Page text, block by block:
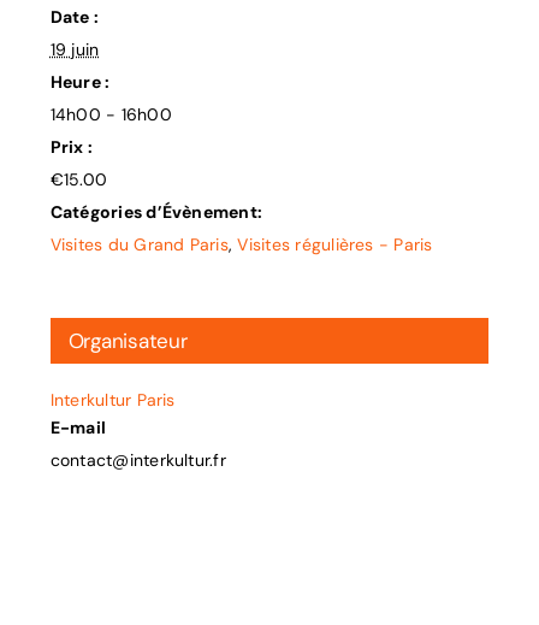
Date :
19 juin
Heure :
14h00 - 16h00
Prix :
€15.00
Catégories d’Évènement:
Visites du Grand Paris,Visites régulières - Paris
Organisateur
Interkultur Paris
E-mail
contact@interkultur.fr